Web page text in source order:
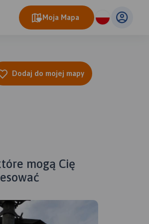
Moja Mapa
Dodaj do mojej mapy
mogą Cię